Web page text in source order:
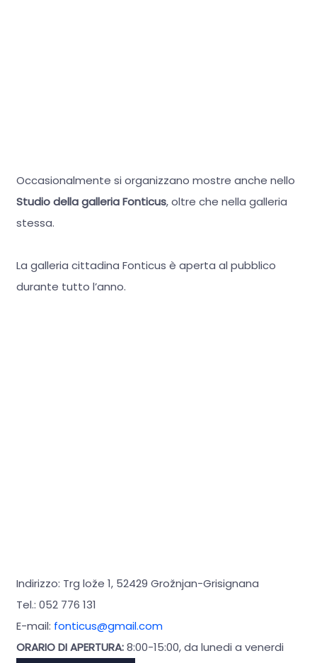
Occasionalmente si organizzano mostre anche nello
Studio della galleria Fonticus, oltre che nella galleria
stessa.
La galleria cittadina Fonticus è aperta al pubblico
durante tutto l’anno.
Indirizzo: Trg lože 1, 52429 Grožnjan-Grisignana
Tel.: 052 776 131
E-mail: fonticus@gmail.com
ORARIO DI APERTURA:8:00-15:00, da lunedi a venerdi